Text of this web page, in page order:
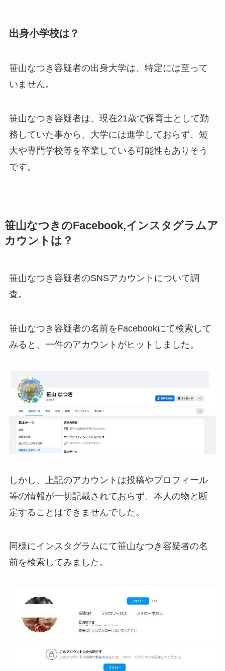
出身小学校は？
笹山なつき容疑者の出身大学は、特定には至って
いません。
笹山なつき容疑者は、現在21歳で保育士として勤
務していた事から、大学には進学しておらず、短
大や専門学校等を卒業している可能性もありそう
です。
笹山なつきのFacebook,インスタグラムア
カウントは？
笹山なつき容疑者のSNSアカウントについて調
査。
笹山なつき容疑者の名前をFacebookにて検索して
みると、一件のアカウントがヒットしました。
しかし、上記のアカウントは投稿やプロフィール
等の情報が一切記載されておらず、本人の物と断
定することはできませんでした。
同様にインスタグラムにて笹山なつき容疑者の名
前を検索してみました。